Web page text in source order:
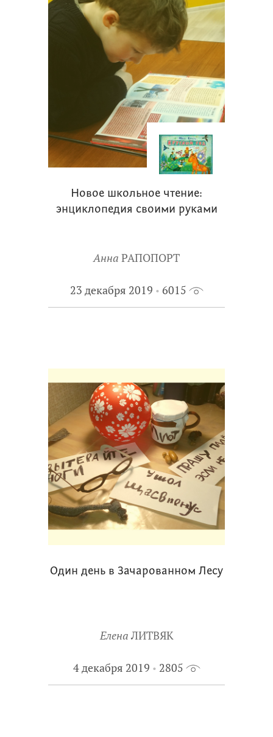
Новое школьное чтение:
энциклопедия своими руками
Анна РАПОПОРТ
23 декабря 2019 6015
Один день в Зачарованном Лесу
Елена ЛИТВЯК
4 декабря 2019 2805